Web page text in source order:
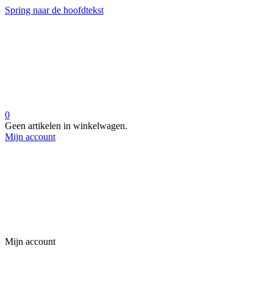
Spring naar de hoofdtekst
0
Geen artikelen in winkelwagen.
Mijn account
Mijn account